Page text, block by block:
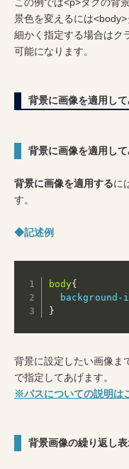
景色を変えるには
細かく指定する場合はク
可能になります。
背景に画像を適用して
背景に画像を適用して
背景に画像を適用するに
す。
◆記述例
body{
background-
}
背景に設定したい画像ま
で指定してあげます。
※パスについての説明は
背景画像の繰り返し